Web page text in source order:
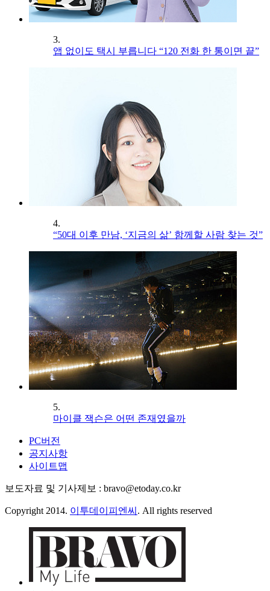
3.
앱 없이도 택시 부릅니다 “120 전화 한 통이면 끝”
4.
“50대 이후 만남, ‘지금의 삶’ 함께할 사람 찾는 것”
5.
마이클 잭슨은 어떤 존재였을까
PC버전
공지사항
사이트맵
보도자료 및 기사제보 : bravo@etoday.co.kr
Copyright 2014. 이투데이피엔씨 . All rights reserved